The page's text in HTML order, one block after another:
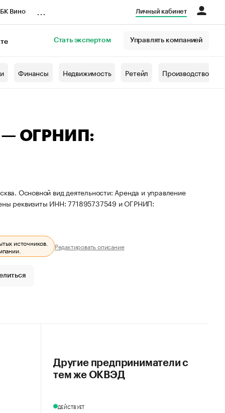
Вино Личный кабинет
Стать экспертом Управлять компанией
Финансы Недвижимость Ретейл Производство
— ОГРНИП:
Основной вид деятельности: Аренда и управление
реквизиты ИНН: 771895737549 и ОГРНИП:
источников.
Редактировать описание
Другие предприниматели с
тем же ОКВЭД
ДЕЙСТВУЕТ